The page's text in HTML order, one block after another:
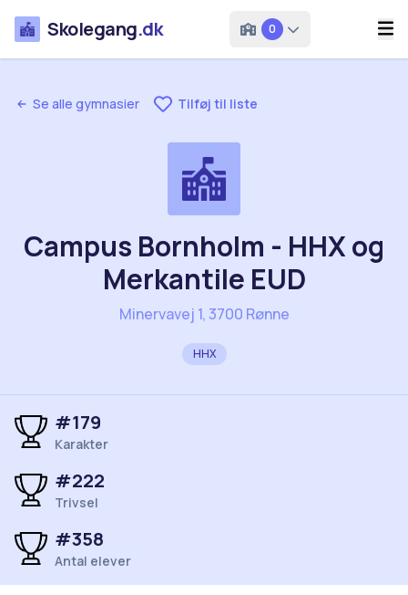
Skolegang.dk 0
Se alle gymnasier Tilføj til liste
Campus Bornholm - HHX og
Merkantile EUD
Minervavej 1, 3700 Rønne
HHX
#179
Karakter
#222
Trivsel
#358
Antal elever